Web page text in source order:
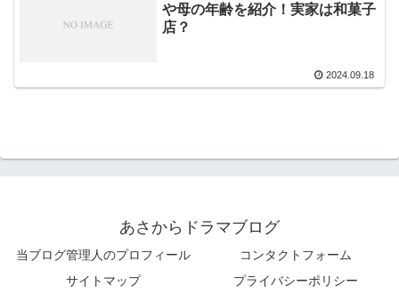
や母の年齢を紹介！実家は和菓子
店？
2024.09.18
あさからドラマブログ
当ブログ管理人のプロフィール
コンタクトフォーム
サイトマップ
プライバシーポリシー